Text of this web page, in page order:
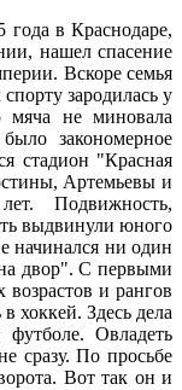
года в Краснодаре,
нашел спасение
Вскоре семья
зародилась у
мяча не миновала
закономерное
стадион "Красная
Артемьевы и
Подвижность,
выдвинули юного
начинался ни один
двор". С первыми
возрастов и рангов
хоккей. Здесь дела
Овладеть
сразу. По просьбе
Вот так он и